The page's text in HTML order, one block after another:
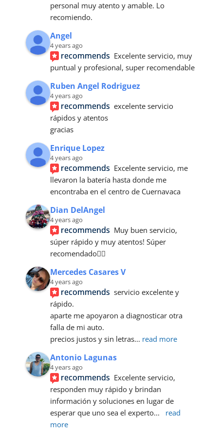
personal muy atento y amable. Lo
recomiendo.
Angel
4 years ago
recommends Excelente servicio, muy
puntual y profesional, super recomendable
Ruben Angel Rodriguez
4 years ago
recommends excelente servicio
rápidos y atentos
gracias
Enrique Lopez
4 years ago
recommends Excelente servicio, me
llevaron la batería hasta donde me
encontraba en el centro de Cuernavaca
Dian DelAngel
4 years ago
recommends Muy buen servicio,
súper rápido y muy atentos! Súper
recomendado👌🏼
Mercedes Casares V
4 years ago
recommends servicio excelente y
rápido.
aparte me apoyaron a diagnosticar otra
falla de mi auto.
precios justos y sin letras... read more
Antonio Lagunas
4 years ago
recommends Excelente servicio,
responden muy rápido y brindan
información y soluciones en lugar de
esperar que uno sea el experto...
read
more